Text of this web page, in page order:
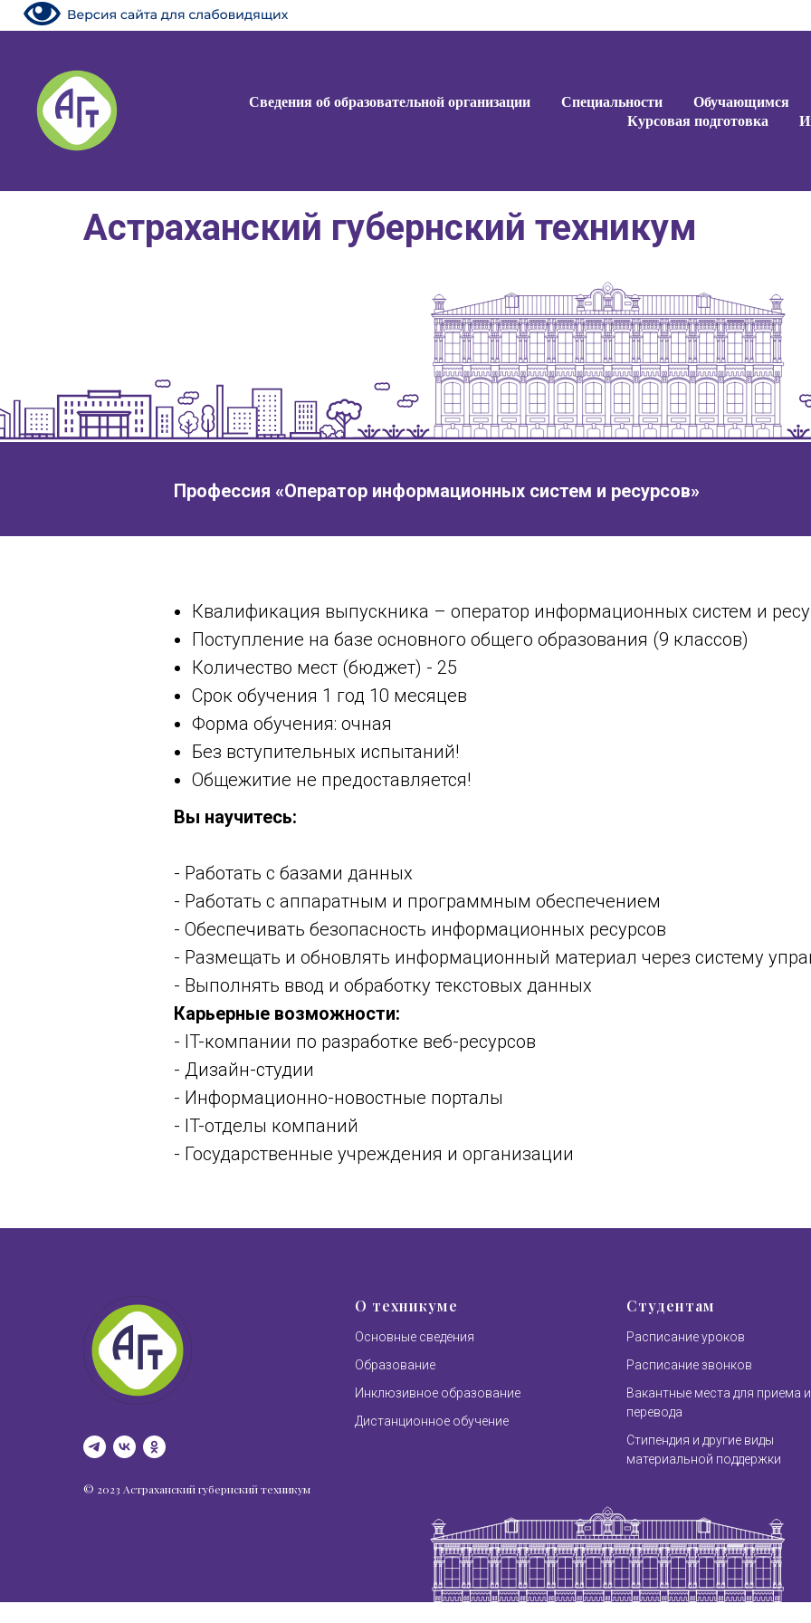
Сведения об образовательной организации Специальности
Обучающимся
Курсовая подготовка
Астраханский губернский техникум
Профессия «Оператор информационных систем и ресурсов»
Квалификация выпускника – оператор информационных систем и
Поступление на базе основного общего образования (9 классов)
Количество мест (бюджет) - 25
Срок обучения 1 год 10 месяцев
Форма обучения: очная
Без вступительных испытаний!
Общежитие не предоставляется!
Вы научитесь:
- Работать с базами данных
- Работать с аппаратным и программным обеспечением
- Обеспечивать безопасность информационных ресурсов
- Размещать и обновлять информационный материал через систему
- Выполнять ввод и обработку текстовых данных
Карьерные возможности:
- IT-компании по разработке веб-ресурсов
- Дизайн-студии
- Информационно-новостные порталы
- IT-отделы компаний
- Государственные учреждения и организации
© 2023 Астраханский губернский техникум
О техникуме
Основные сведения
Образование
Инклюзивное образование
Дистанционное обучение
Студентам
Расписание уроков
Расписание звонков
Вакантные места для приема и
перевода
Стипендия и другие виды
материальной поддержки